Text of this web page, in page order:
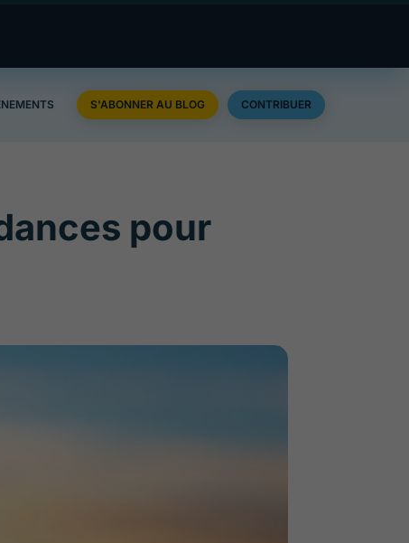
S'ABONNER AU BLOG CONTRIBUER
pour